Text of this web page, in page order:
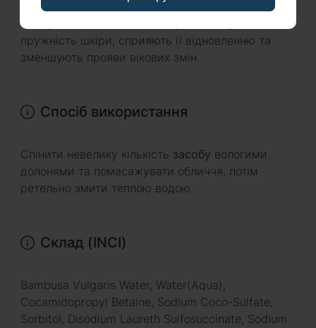
великої кількості біоактивних пептидів, які
стимулюють синтез колагену, покращують
пружність шкіри, сприяють її відновленню та
зменшують прояви вікових змін.
Спосіб використання
Спінити невелику кількість засобу вологими
долонями та помасажувати обличчя, потім
ретельно змити теплою водою.
Склад (INCI)
Bambusa Vulgaris Water, Water(Aqua),
Cocamidopropyl Betaine, Sodium Coco-Sulfate,
Sorbitol, Disodium Laureth Sulfosuccinate, Sodium